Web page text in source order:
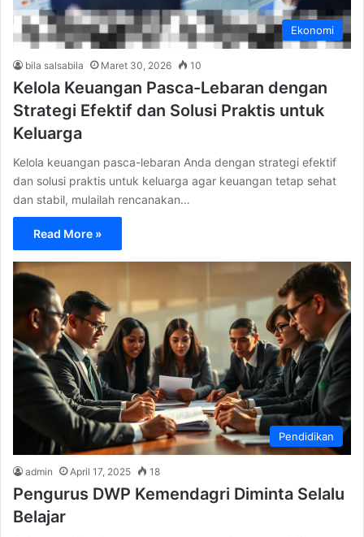
Ekonomi
bila salsabila Maret 30, 2026 10
Kelola Keuangan Pasca-Lebaran dengan
Strategi Efektif dan Solusi Praktis untuk
Keluarga
Kelola keuangan pasca-lebaran Anda dengan strategi efektif
dan solusi praktis untuk keluarga agar keuangan tetap sehat
dan stabil, mulailah rencanakan…
Read More »
Pendidikan
admin April 17, 2025 18
Pengurus DWP Kemendagri Diminta Selalu
Belajar